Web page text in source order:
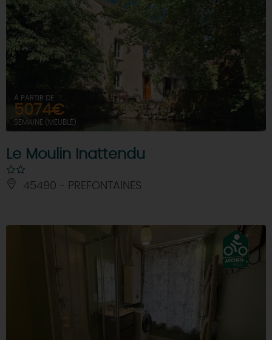
À PARTIR DE
5074€
SEMAINE (MEUBLÉ)
Le Moulin Inattendu
45490 - PREFONTAINES